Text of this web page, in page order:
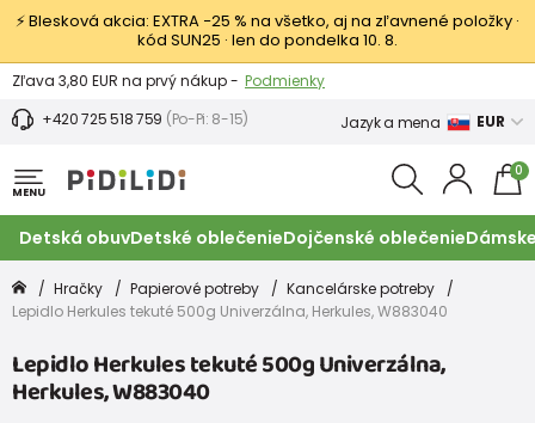
⚡ Blesková akcia: EXTRA −25 % na všetko, aj na zľavnené položky ·
kód SUN25 · len do pondelka 10. 8.
Výmena a vrátenie tovaru - Zobraziť
Zľava 3,80 EUR na prvý nákup - Podmienky
+420 725 518 759 (Po-Pi: 8-15) Jazyk a mena EUR
MENU
0
Detská obuvDetské oblečenieDojčenské oblečenie
Hračky Papierové potreby
Kancelárske potreby
Lepidlo Herkules tekuté 500g Univerzálna, Herkules, W883040
Lepidlo Herkules tekuté 500g Univerzálna,
Herkules, W883040